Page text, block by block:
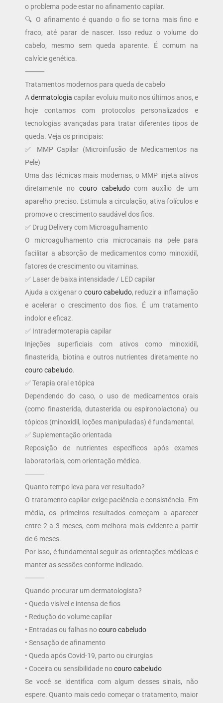
o problema pode estar no afinamento capilar.
🔍 O afinamento é quando o fio se torna mais fino e
fraco, até parar de nascer. Isso reduz o volume do
cabelo, mesmo sem queda aparente. É comum na
calvície genética.
⸻
Tratamentos modernos para queda de cabelo
Adermatologia capilar evoluiu muito nos últimos anos, e
hoje contamos com protocolos personalizados e
tecnologias avançadas para tratar diferentes tipos de
queda. Veja os principais:
✅ MMP Capilar (Microinfusão de Medicamentos na
Pele)
Uma das técnicas mais modernas, o MMP injeta ativos
diretamente no couro cabeludocom auxílio de um
aparelho preciso. Estimula a circulação, ativa folículos e
promove o crescimento saudável dos fios.
✅ Drug Delivery com Microagulhamento
O microagulhamento cria microcanais na pele para
facilitar a absorção de medicamentos como minoxidil,
fatores de crescimento ou vitaminas.
✅ Laser de baixa intensidade / LED capilar
Ajuda a oxigenar o couro cabeludo, reduzir a inflamação
e acelerar o crescimento dos fios. É um tratamento
indolor e eficaz.
✅ Intradermoterapia capilar
Injeções superficiais com ativos como minoxidil,
finasterida, biotina e outros nutrientes diretamente no
couro cabeludo.
✅ Terapia oral e tópica
Dependendo do caso, o uso de medicamentos orais
(como finasterida, dutasterida ou espironolactona) ou
tópicos (minoxidil, loções manipuladas) é fundamental.
✅ Suplementação orientada
Reposição de nutrientes específicos após exames
laboratoriais, com orientação médica.
⸻
Quanto tempo leva para ver resultado?
O tratamento capilar exige paciência e consistência. Em
média, os primeiros resultados começam a aparecer
entre 2 a 3 meses, com melhora mais evidente a partir
de 6 meses.
Por isso, é fundamental seguir as orientações médicas e
manter as sessões conforme indicado.
⸻
Quando procurar um dermatologista?
• Queda visível e intensa de fios
• Redução do volume capilar
• Entradas ou falhas nocouro cabeludo
• Sensação de afinamento
• Queda após Covid-19, parto ou cirurgias
• Coceira ou sensibilidade nocouro cabeludo
Se você se identifica com algum desses sinais, não
espere. Quanto mais cedo começar o tratamento, maior